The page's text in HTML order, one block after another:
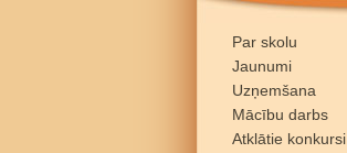
Par skolu
Jaunumi
Uzņemšana
Mācību darbs
Atklātie konkursi